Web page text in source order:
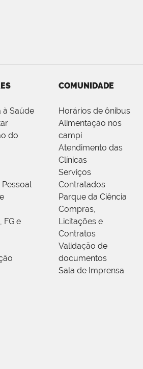
à Saúde
do
FG e
COMUNIDADE
Horários de ônibus
Alimentação nos
campi
Atendimento das
Clínicas
Serviços
Contratados
Parque da Ciência
Compras,
Licitações e
Contratos
Validação de
documentos
Sala de Imprensa